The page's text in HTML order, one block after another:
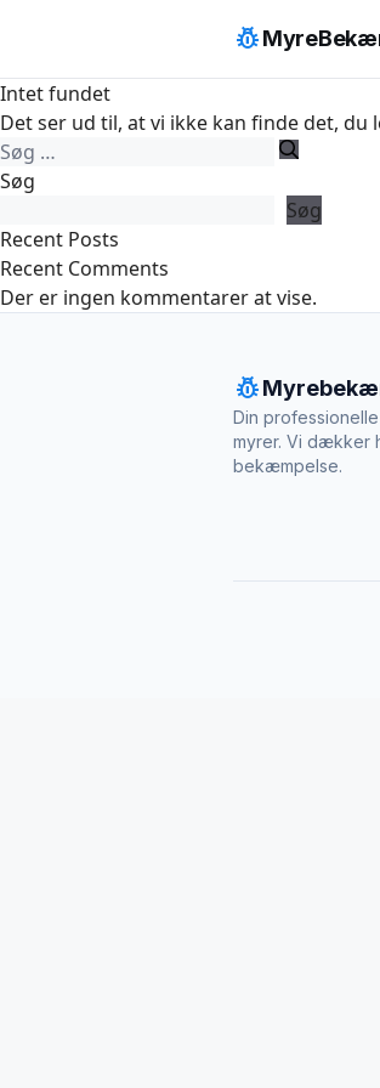
indhold
pest_control
Intet fundet
Det ser ud til, at vi ikke kan finde det,
Søg
efter:
Søg
Søg
Recent Posts
Recent Comments
Der er ingen kommentarer at vise.
pest_control
Din
myrer. Vi dækker
bekæmpelse.